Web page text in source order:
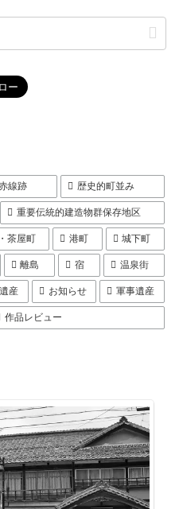
線跡 歴史的町並み
重要伝統的建造物群保存地区
茶屋町 港町 城下町
離島 宿 温泉街
産 お知らせ 軍事遺産
作品レビュー